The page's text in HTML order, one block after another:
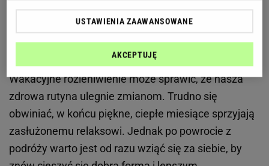
Powrót do formy po wakacjach - Karolina Pisarek
przekazuje porcję motywacji
Wakacyjne rozleniwienie może sprawić, że nasza
zdrowa rutyna ulegnie zmianom. Trudno się
obwiniać, w końcu piękne, ciepłe miesiące sprzyjają
zasłużonemu relaksowi. Jednak po powrocie z
podróży warto jest od razu wziąć się za siebie, by
USTAWIENIA ZAAWANSOWANE
AKCEPTUJĘ